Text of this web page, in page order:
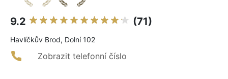
9.2 (71)
Havlíčkův Brod, Dolní 102
Zobrazit telefonní číslo